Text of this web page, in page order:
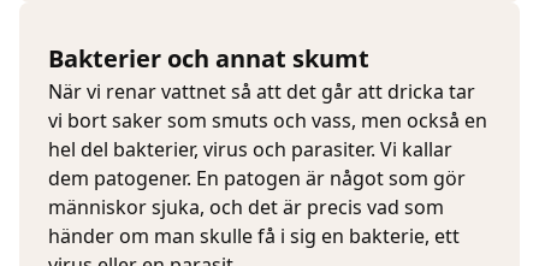
Bakterier och annat skumt
När vi renar vattnet så att det går att dricka tar
vi bort saker som smuts och vass, men också en
hel del bakterier, virus och parasiter. Vi kallar
dem patogener. En patogen är något som gör
människor sjuka, och det är precis vad som
händer om man skulle få i sig en bakterie, ett